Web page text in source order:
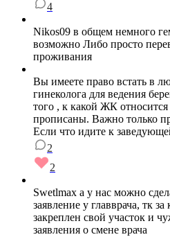
4
Nikos09 в общем немного
возможно Либо просто
проживания
Вы имеете право встать в
гинеколога для ведения
того , к какой ЖК
прописаны. Важно только
Если что идите к
2
2
Swetlmax а у нас можно
заявление у главврача, тк
закреплен свой участок и
заявления о смене врача